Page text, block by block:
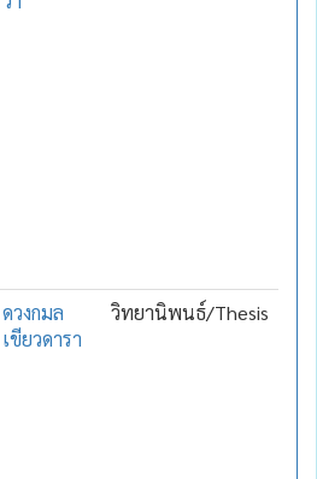
ดวงกมล
เขียวดารา
วิทยานิพนธ์/Thesis